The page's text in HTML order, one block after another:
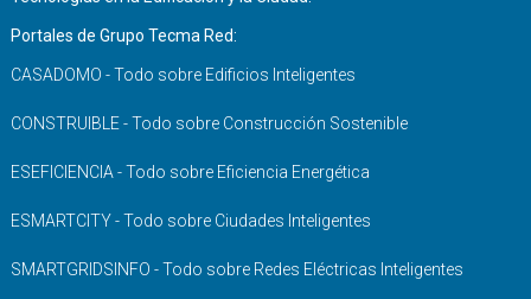
Portales de Grupo Tecma Red:
CASADOMO - Todo sobre Edificios Inteligentes
CONSTRUIBLE - Todo sobre Construcción Sostenible
ESEFICIENCIA - Todo sobre Eficiencia Energética
ESMARTCITY - Todo sobre Ciudades Inteligentes
SMARTGRIDSINFO - Todo sobre Redes Eléctricas Inteligentes